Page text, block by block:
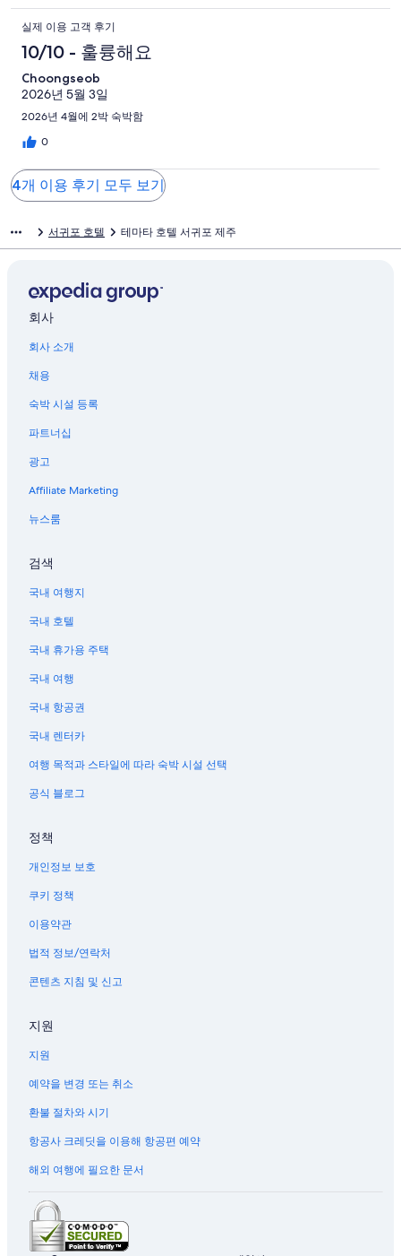
실제 이용 고객 후기
10/10 - 훌륭해요
Choongseob
2026년 5월 3일
2026년 4월에 2박 숙박함
0
4개 이용 후기 모두 보기
서귀포 호텔 테마타 호텔 서귀포 제주
회사
회사 소개
채용
숙박 시설 등록
파트너십
광고
Affiliate Marketing
뉴스룸
검색
국내 여행지
국내 호텔
국내 휴가용 주택
국내 여행
국내 항공권
국내 렌터카
여행 목적과 스타일에 따라 숙박 시설 선택
공식 블로그
정책
개인정보 보호
쿠키 정책
이용약관
법적 정보/연락처
콘텐츠 지침 및 신고
지원
지원
예약을 변경 또는 취소
환불 절차와 시기
항공사 크레딧을 이용해 항공편 예약
해외 여행에 필요한 문서